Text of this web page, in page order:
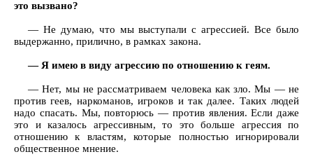
это вызвано?
— Не думаю, что мы выступали с агрессией. Все было
выдержанно, прилично, в рамках закона.
— Я имею в виду агрессию по отношению к геям.
— Нет, мы не рассматриваем человека как зло. Мы — не
против геев, наркоманов, игроков и так далее. Таких людей
надо спасать. Мы, повторюсь — против явления. Если даже
это и казалось агрессивным, то это больше агрессия по
отношению к властям, которые полностью игнорировали
общественное мнение.